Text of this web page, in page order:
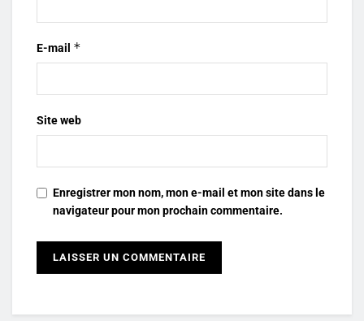
E-mail *
Site web
Enregistrer mon nom, mon e-mail et mon site dans le
navigateur pour mon prochain commentaire.